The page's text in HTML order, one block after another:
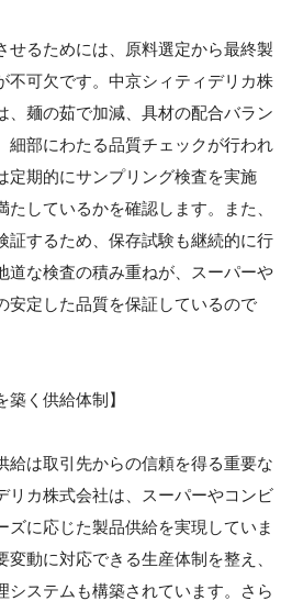
せるためには、原料選定から最終製
不可欠です。中京シィティデリカ株
、麺の茹で加減、具材の配合バラン
細部にわたる品質チェックが行われ
定期的にサンプリング検査を実施
たしているかを確認します。また、
証するため、保存試験も継続的に行
道な検査の積み重ねが、スーパーや
安定した品質を保証しているので
築く供給体制】
給は取引先からの信頼を得る重要な
リカ株式会社は、スーパーやコンビ
ズに応じた製品供給を実現していま
動に対応できる生産体制を整え、
システムも構築されています。さら